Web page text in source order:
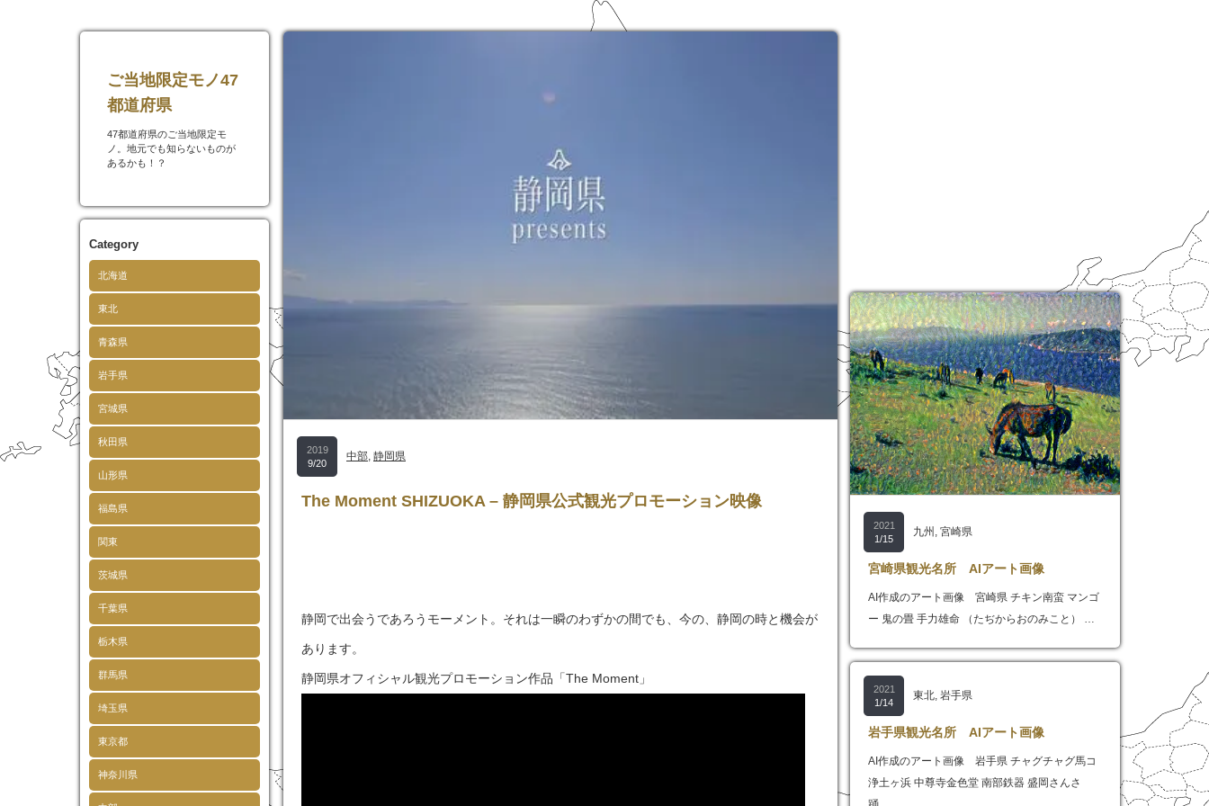
ご当地限定モノ47
都道府県
47都道府県のご当地限定モ
ノ。地元でも知らないものが
あるかも！？
Category
北海道
東北
青森県
岩手県
宮城県
秋田県
山形県
福島県
関東
茨城県
千葉県
栃木県
群馬県
埼玉県
東京都
神奈川県
2019
9/20
中部, 静岡県
The Moment SHIZUOKA – 静岡県公式観光プロモーション映像
静岡で出会うであろうモーメント。それは一瞬のわずかの間でも、今の、静岡の時と機会が
あります。
静岡県オフィシャル観光プロモーション作品「The Moment」
2021
1/15
九州 , 宮崎県
宮崎県観光名所 AIアート画像
AI作成のアート画像 宮崎県 チキン南蛮 マンゴ
ー 鬼の畳 手力雄命 （たぢからおのみこと） …
2021
1/14
東北, 岩手県
岩手県観光名所 AIアート画像
AI作成のアート画像 岩手県 チャグチャグ馬コ
浄土ヶ浜 中尊寺金色堂 南部鉄器 盛岡さんさ